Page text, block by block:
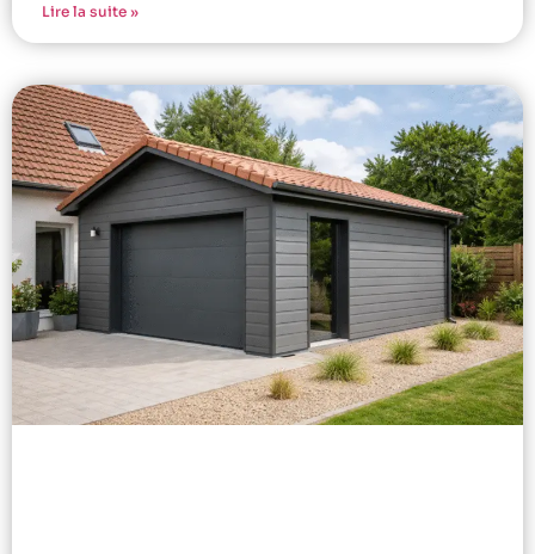
Lire la suite »